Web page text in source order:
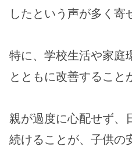
したという声が多く寄
特に、学校生活や家庭
とともに改善すること
親が過度に心配せず、
続けることが、子供の